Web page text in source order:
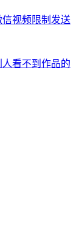
视频限制发送
看不到作品的